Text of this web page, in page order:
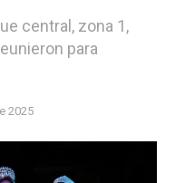
central, zona 1,
para
2025